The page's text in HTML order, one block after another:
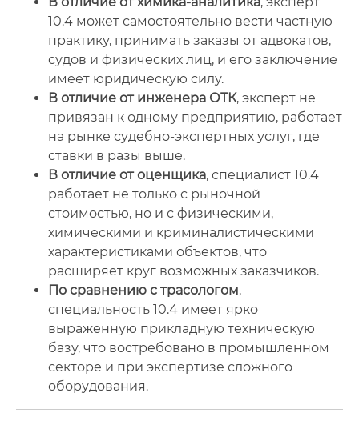
10.4 может самостоятельно вести частную
практику, принимать заказы от адвокатов,
судов и физических лиц, и его заключение
имеет юридическую силу.
В отличие от инженера ОТК, эксперт не
привязан к одному предприятию, работает
на рынке судебно-экспертных услуг, где
ставки в разы выше.
В отличие от оценщика, специалист 10.4
работает не только с рыночной
стоимостью, но и с физическими,
химическими и криминалистическими
характеристиками объектов, что
расширяет круг возможных заказчиков.
По сравнению с трасологом,
специальность 10.4 имеет ярко
выраженную прикладную техническую
базу, что востребовано в промышленном
секторе и при экспертизе сложного
оборудования.